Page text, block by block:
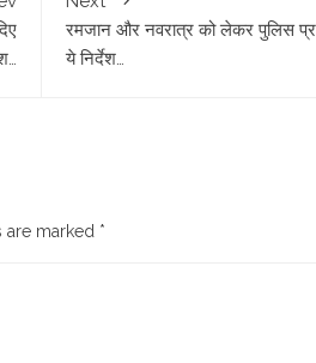
रमजान और नवरात्र को लेकर पुलिस
ये निर्देश…
are marked *